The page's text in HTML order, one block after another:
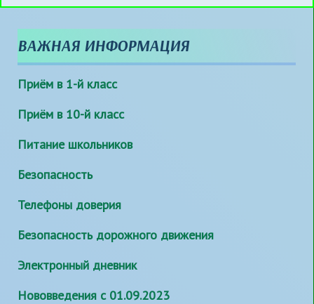
ВАЖНАЯ ИНФОРМАЦИЯ
Приём в 1-й класс
Приём в 10-й класс
Питание школьников
Безопасность
Телефоны доверия
Безопасность дорожного движения
Электронный дневник
Нововведения с 01.09.2023